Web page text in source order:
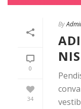
0
34
By